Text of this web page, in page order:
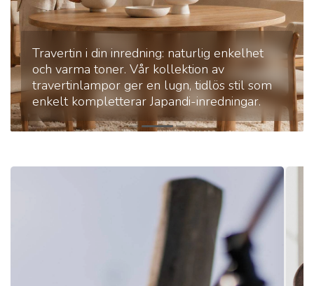
Travertin i din inredning: naturlig enkelhet
och varma toner. Vår kollektion av
travertinlampor ger en lugn, tidlös stil som
enkelt kompletterar Japandi-inredningar.